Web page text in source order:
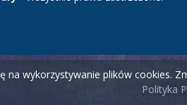
na wykorzystywanie plików cookies.
Polityka